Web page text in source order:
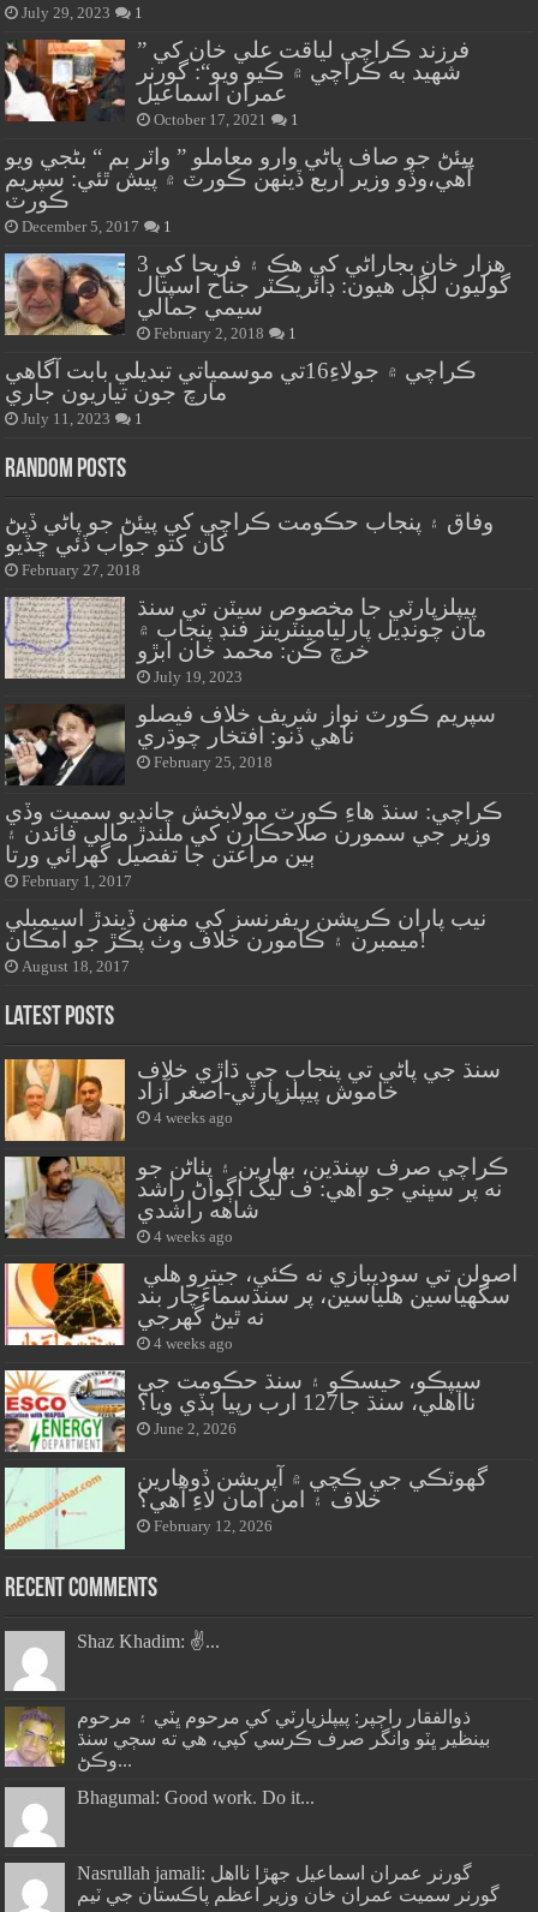
July 29, 2023 1
” فرزند ڪراچي لياقت علي خان کي
شهيد به ڪراچي ۾ ڪيو ويو“: گورنر
عمران اسماعيل
October 17, 2021 1
پيئڻ جو صاف پاڻي وارو معاملو ” واٽر بم “ بڻجي ويو
آهي،وڏو وزير اربع ڏينهن ڪورٽ ۾ پيش ٿئي: سپريم
ڪورٽ
December 5, 2017 1
هزار خان بجاراڻي کي هڪ ۽ فريحا کي 3
گوليون لڳل هيون: ڊائريڪٽر جناح اسپتال
سيمي جمالي
February 2, 2018 1
ڪراچي ۾ جولاءِ16تي موسمياتي تبديلي بابت آگاهي
مارچ جون تياريون جاري
July 11, 2023 1
Random Posts
وفاق ۽ پنجاب حڪومت ڪراچي کي پيئڻ جو پاڻي ڏيڻ
کان کتو جواب ڏئي ڇڏيو
February 27, 2018
پيپلزپارٽي جا مخصوص سيٽن تي سنڌ
مان چونڊيل پارليامينٽرينز فنڊ پنجاب ۾
خرچ ڪن: محمد خان ابڙو
July 19, 2023
سپريم ڪورٽ نواز شريف خلاف فيصلو
ناهي ڏنو: افتخار چوڌري
February 25, 2018
ڪراچي: سنڌ هاءِ ڪورٽ مولابخش چانڊيو سميت وڏي
وزير جي سمورن صلاحڪارن کي ملندڙ مالي فائدن ۽
ٻين مراعتن جا تفصيل گهرائي ورتا
February 1, 2017
نيب پاران ڪرپشن ريفرنسز کي منهن ڏيندڙ اسيمبلي
ميمبرن ۽ ڪامورن خلاف وٺ پڪڙ جو امڪان!
August 18, 2017
Latest Posts
سنڌ جي پاڻي تي پنجاب جي ڌاڙي خلاف
خاموش پيپلزپارٽي-اصغر آزاد
4 weeks ago
ڪراچي صرف سنڌين، بهارين ۽ پٺاڻن جو
نه پر سڀني جو آهي: ف ليگ اڳواڻ راشد
شاهه راشدي
4 weeks ago
سگهياسين هلياسين، پر سنڌسماءَچار بند
نه ٿيڻ گهرجي
4 weeks ago
سيپڪو، حيسڪو ۽ سنڌ حڪومت جي
نااهلي، سنڌ جا127 ارب رپيا ٻڏي ويا؟
June 2, 2026
گهوٽڪي جي ڪچي ۾ آپريشن ڏوهارين
خلاف ۽ امن امان لاءِ آهي؟
February 12, 2026
Recent Comments
Shaz Khadim: ✌️...
ذوالفقار راڄپر: پيپلزپارٽي کي مرحوم ڀٽي ۽ مرحوم
بينظير ڀٽو وانگر صرف ڪرسي کپي، هي ته سڄي سنڌ
وڪڻ...
Bhagumal: Good work. Do it...
Nasrullah jamali: گورنر عمران اسماعيل جھڙا نااهل
گورنر سميت عمران خان وزير اعظم پاڪستان جي ٽيم